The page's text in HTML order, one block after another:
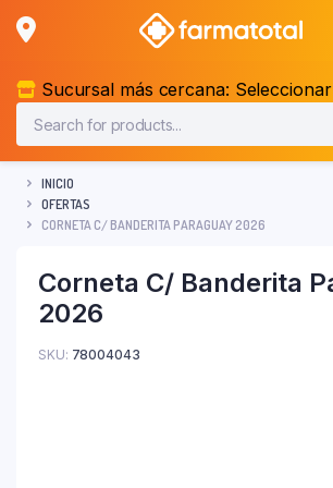
Sucursal más cercana:
INICIO
OFERTAS
CORNETA C/ BANDERITA PARAGUAY 2026
Corneta C/ Banderita
2026
SKU: 78004043